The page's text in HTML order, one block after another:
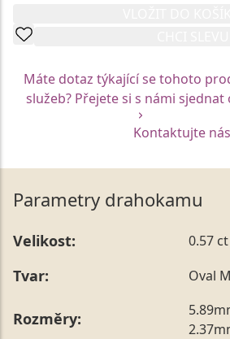
Máte dotaz týkající se tohoto
služeb? Přejete si s námi
Kontaktujte nás
Parametry drahokamu
Velikost: 0.57 ct
Tvar: Oval
Rozměry: